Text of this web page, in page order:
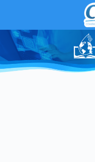
conteúdo